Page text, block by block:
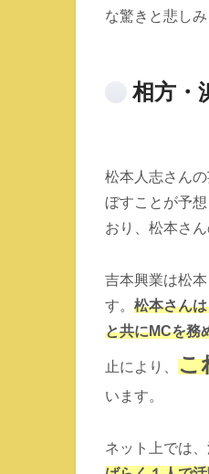
な驚きと悲しみ
相方・
松本人志さん
ぼすことが予
おり、松本さ
吉本興業は松
す。 松本さん
と共にMCを務
止により、 こ
います。
ネット上では